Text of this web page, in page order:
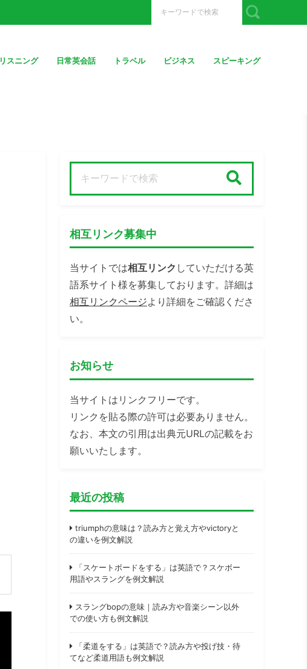
リスニング 日常英会話 トラベル ビジネス スピーキング
相互リンク募集中
当サイトでは相互リンク していただける英
語系サイト様を募集しております。詳細は
相互リンクページより詳細をご確認くださ
い。
お知らせ
当サイトはリンクフリーです。
リンクを貼る際の許可は必要ありません。
なお、本文の引用は出典元URLの記載をお
願いいたします。
最近の投稿
triumphの意味は？読み方と覚え方やvictoryと
の違いを例文解説
「スケートボードをする」は英語で？スケボー
用語やスラングを例文解説
スラングbopの意味｜読み方や音楽シーン以外
での使い方も例文解説
「柔道をする」は英語で？読み方や投げ技・待
てなど柔道用語も例文解説